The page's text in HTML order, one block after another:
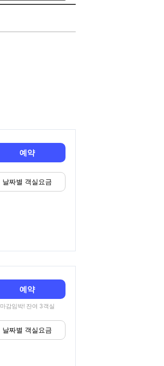
예약
날짜별 객실요금
예약
마감임박! 잔여 3객실
날짜별 객실요금